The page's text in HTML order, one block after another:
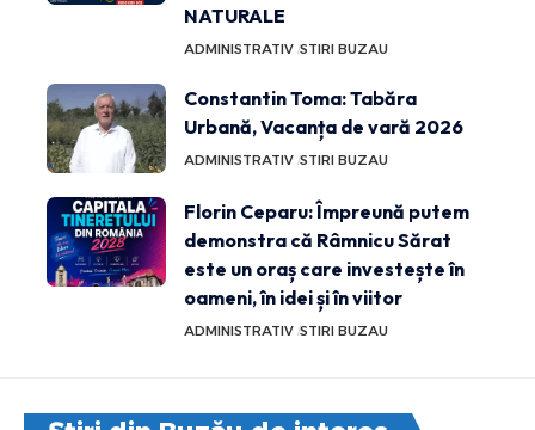
NATURALE
ADMINISTRATIV STIRI BUZAU
Constantin Toma: Tabăra
Urbană, Vacanța de vară 2026
ADMINISTRATIV STIRI BUZAU
Florin Ceparu: Împreună putem
demonstra că Râmnicu Sărat
este un oraș care investește în
oameni, în idei și în viitor
ADMINISTRATIV STIRI BUZAU